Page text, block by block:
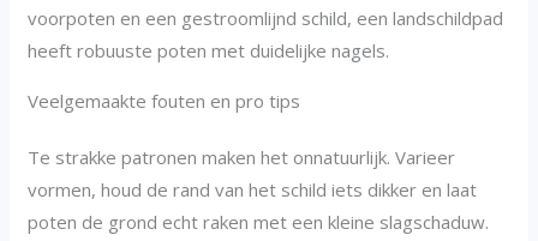
voorpoten en een gestroomlijnd schild, een landschildpad
heeft robuuste poten met duidelijke nagels.
Veelgemaakte fouten en pro tips
Te strakke patronen maken het onnatuurlijk. Varieer
vormen, houd de rand van het schild iets dikker en laat
poten de grond echt raken met een kleine slagschaduw.